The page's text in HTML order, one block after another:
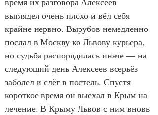
выглядел очень плохо и вёл себя
крайне нервно. Вырубов немедленно
послал в Москву ко Львову курьера,
но судьба распорядилась иначе — на
следующий день Алексеев всерьёз
заболел и слёг в постель. Спустя
короткое время он выехал в Крым на
лечение. В Крыму Львов с ним вновь